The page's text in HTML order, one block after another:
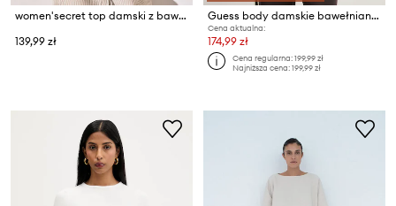
women'secret top damski z bawełną
139,99 zł
Guess body damskie bawełniane z elastanem COLETTE
Cena aktualna:
174,99 zł
Cena regularna:199,99 zł
Najniższa cena:199,99 zł